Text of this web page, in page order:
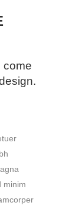
come
minim